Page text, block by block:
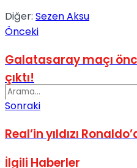
Diğer: Sezen Aksu
Önceki
Galatasaray maçı
çıktı!
Sonraki
Real’in yıldızı
İlgili Haberler